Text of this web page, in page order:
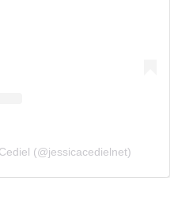
(@jessicacedielnet)